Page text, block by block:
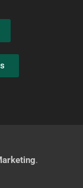
.